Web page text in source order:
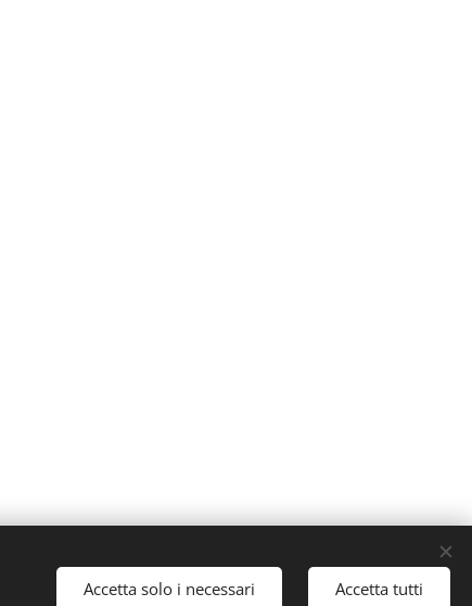
Accetta solo i necessari Accetta tutti